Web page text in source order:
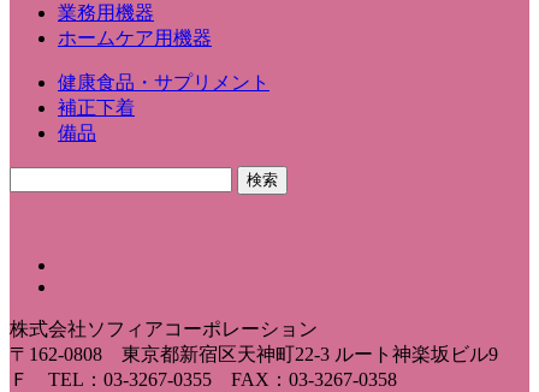
業務用機器
ホームケア用機器
健康食品・サプリメント
補正下着
備品
株式会社ソフィアコーポレーション
〒162-0808 東京都新宿区天神町22-3 ルート神楽坂ビル9
Ｆ TEL：03-3267-0355 FAX：03-3267-0358